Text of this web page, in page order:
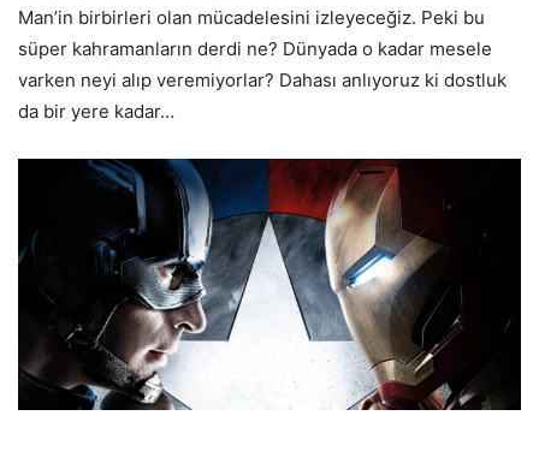
Man’in birbirleri olan mücadelesini izleyeceğiz. Peki bu
süper kahramanların derdi ne? Dünyada o kadar mesele
varken neyi alıp veremiyorlar? Dahası anlıyoruz ki dostluk
da bir yere kadar…